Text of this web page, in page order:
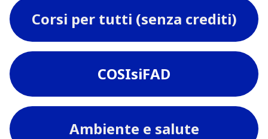
Corsi per tutti (senza crediti)
COSIsiFAD
Ambiente e salute